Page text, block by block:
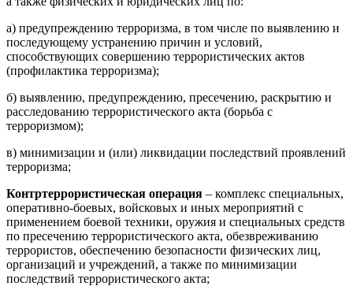
а) предупреждению терроризма, в том числе по выявлению и
последующему устранению причин и условий,
способствующих совершению террористических актов
(профилактика терроризма);
б) выявлению, предупреждению, пресечению, раскрытию и
расследованию террористического акта (борьба с
терроризмом);
в) минимизации и (или) ликвидации последствий проявлений
терроризма;
Контртеррористическая операция – комплекс специальных,
оперативно-боевых, войсковых и иных мероприятий с
применением боевой техники, оружия и специальных средств
по пресечению террористического акта, обезвреживанию
террористов, обеспечению безопасности физических лиц,
организаций и учреждений, а также по минимизации
последствий террористического акта;